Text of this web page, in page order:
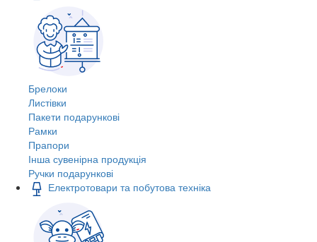
Брелоки
Листівки
Пакети подарункові
Рамки
Прапори
Інша сувенірна продукція
Ручки подарункові
Електротовари та побутова техніка